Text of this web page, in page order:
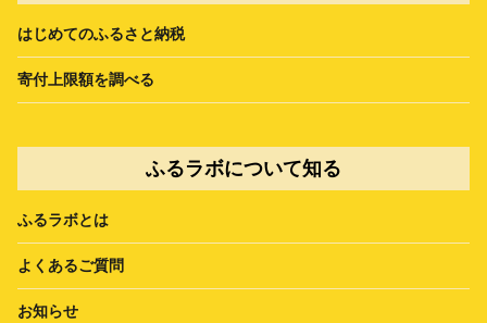
はじめてのふるさと納税
寄付上限額を調べる
ふるラボについて知る
ふるラボとは
よくあるご質問
お知らせ